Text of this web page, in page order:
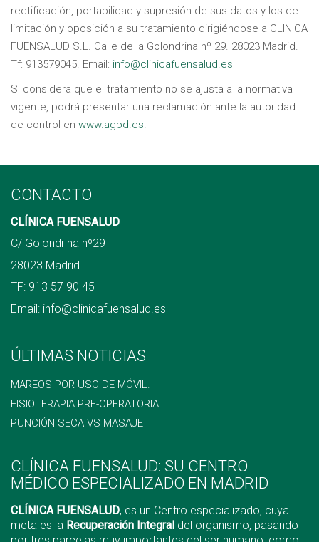
rectificación, portabilidad y supresión de sus datos y los de
limitación y oposición a su tratamiento dirigiéndose a CLINICA
FUENSALUD S.L. Calle de la Golondrina nº 29. 28023 Madrid.
Tf: 913579045. Email: info@clinicafuensalud.es
Si considera que el tratamiento no se ajusta a la normativa
vigente, podrá presentar una reclamación ante la autoridad
de control en www.agpd.es.
CONTACTO
CLÍNICA FUENSALUD
C/ Golondrina nº29
28023 Madrid
TF: 913 57 90 45
Email: info@clinicafuensalud.es
ÚLTIMAS NOTICIAS
MAREOS POR USO DE MÓVIL.
FISIOTERAPIA PRE-OPERATORIA.
PUNCIÓN SECA VS MASAJE
CLÍNICA FUENSALUD: SU CENTRO
MÉDICO ESPECIALIZADO EN MADRID
CLÍNICA FUENSALUD, es un Centro especializado, cuya
meta es la Recuperación Integral del organismo, pasando